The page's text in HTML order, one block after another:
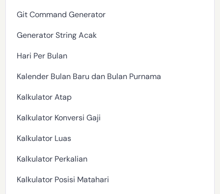
Git Command Generator
Generator String Acak
Hari Per Bulan
Kalender Bulan Baru dan Bulan Purnama
Kalkulator Atap
Kalkulator Konversi Gaji
Kalkulator Luas
Kalkulator Perkalian
Kalkulator Posisi Matahari